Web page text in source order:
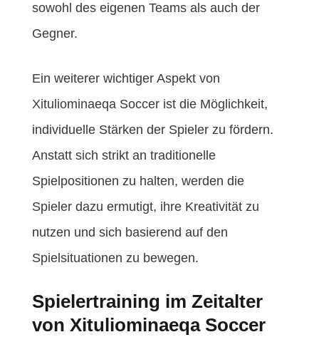
sowohl des eigenen Teams als auch der
Gegner.
Ein weiterer wichtiger Aspekt von
Xituliominaeqa Soccer ist die Möglichkeit,
individuelle Stärken der Spieler zu fördern.
Anstatt sich strikt an traditionelle
Spielpositionen zu halten, werden die
Spieler dazu ermutigt, ihre Kreativität zu
nutzen und sich basierend auf den
Spielsituationen zu bewegen.
Spielertraining im Zeitalter
von Xituliominaeqa Soccer